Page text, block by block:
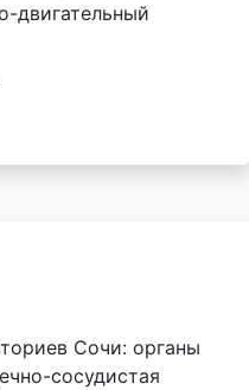
двигательный
Сочи: органы
сосудистая